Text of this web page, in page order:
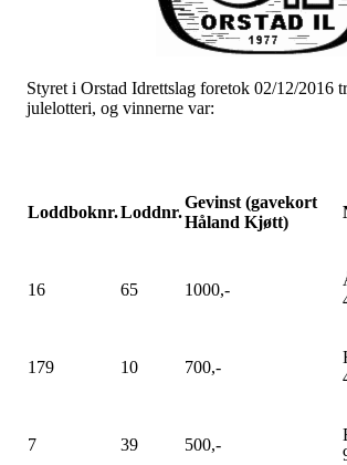
Styret i Orstad Idrettslag foretok 02/12/2016
julelotteri, og vinnerne var:
Loddboknr.Loddnr.
Gevinst (gavekort
Håland Kjøtt)
16 65 1000,-
179 10 700,-
7 39 500,-